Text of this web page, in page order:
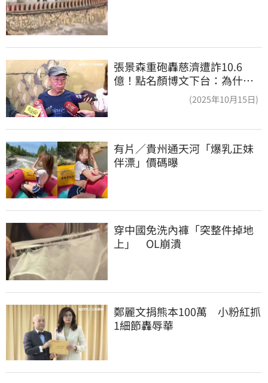
張景森重砲轟慈濟遭詐10.6
億！點名顏博文下台：為什麼
(2025年10月15日)
有片／貴州通天河「爆乳正妹
伴漂」價碼曝
穿中國免洗內褲「突整件掉地
上」　OL崩潰
鄭麗文捐熊本100萬　小粉紅抓
1細節轟辱華